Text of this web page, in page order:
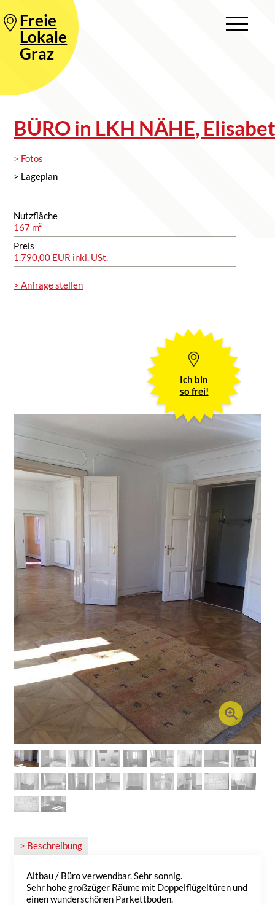
Freie
Lokale
Graz
BÜRO in LKH NÄHE,
> Fotos
> Lageplan
Nutzfläche
167 m²
Preis
1.790,00 EUR inkl. USt.
> Anfrage stellen
Ich bin
so frei!
> Beschreibung
Altbau / Büro verwendbar. Sehr sonnig.
Sehr hohe großzüger Räume mit Doppelflügeltüren und
einen wunderschönen Parkettboden.